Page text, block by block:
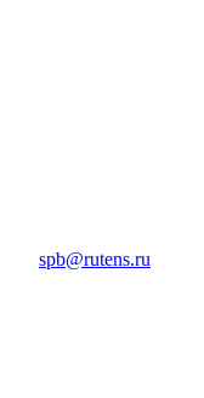
spb@rutens.ru